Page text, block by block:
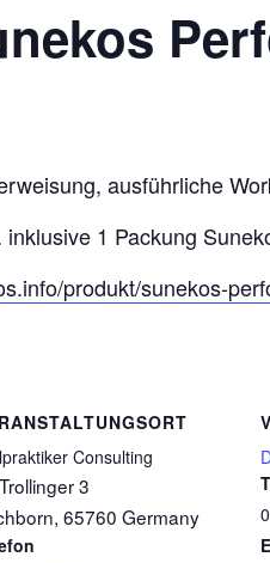
ausführliche
1 Packung
produkt/sunekos-
Consulting
3
, 65760 Germany